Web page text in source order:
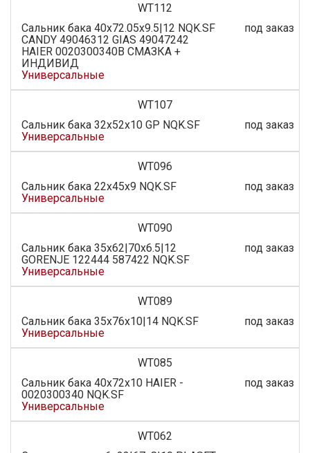
WT112
Сальник бака 40x72.05x9.5|12 NQK.SF
CANDY 49046312 GIAS 49047242
HAIER 0020300340B СМАЗКА +
ИНДИВИД
Универсальные
под заказ
WT107
Сальник бака 32х52х10 GP NQK.SF
Универсальные
под заказ
WT096
Сальник бака 22х45х9 NQK.SF
Универсальные
под заказ
WT090
Сальник бака 35x62|70x6.5|12
GORENJE 122444 587422 NQK.SF
Универсальные
под заказ
WT089
Сальник бака 35х76х10|14 NQK.SF
Универсальные
под заказ
WT085
Сальник бака 40x72x10 HAIER -
0020300340 NQK.SF
Универсальные
под заказ
WT062